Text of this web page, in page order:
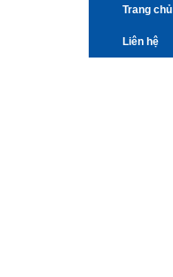
Trang chủ
Liên hệ